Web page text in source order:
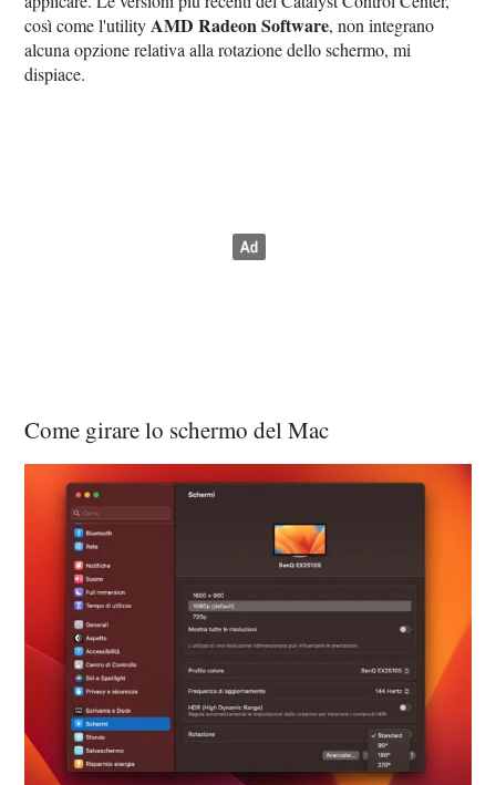
così come l'utility AMD Radeon Software, non integrano
alcuna opzione relativa alla rotazione dello schermo, mi
dispiace.
Come girare lo schermo del Mac